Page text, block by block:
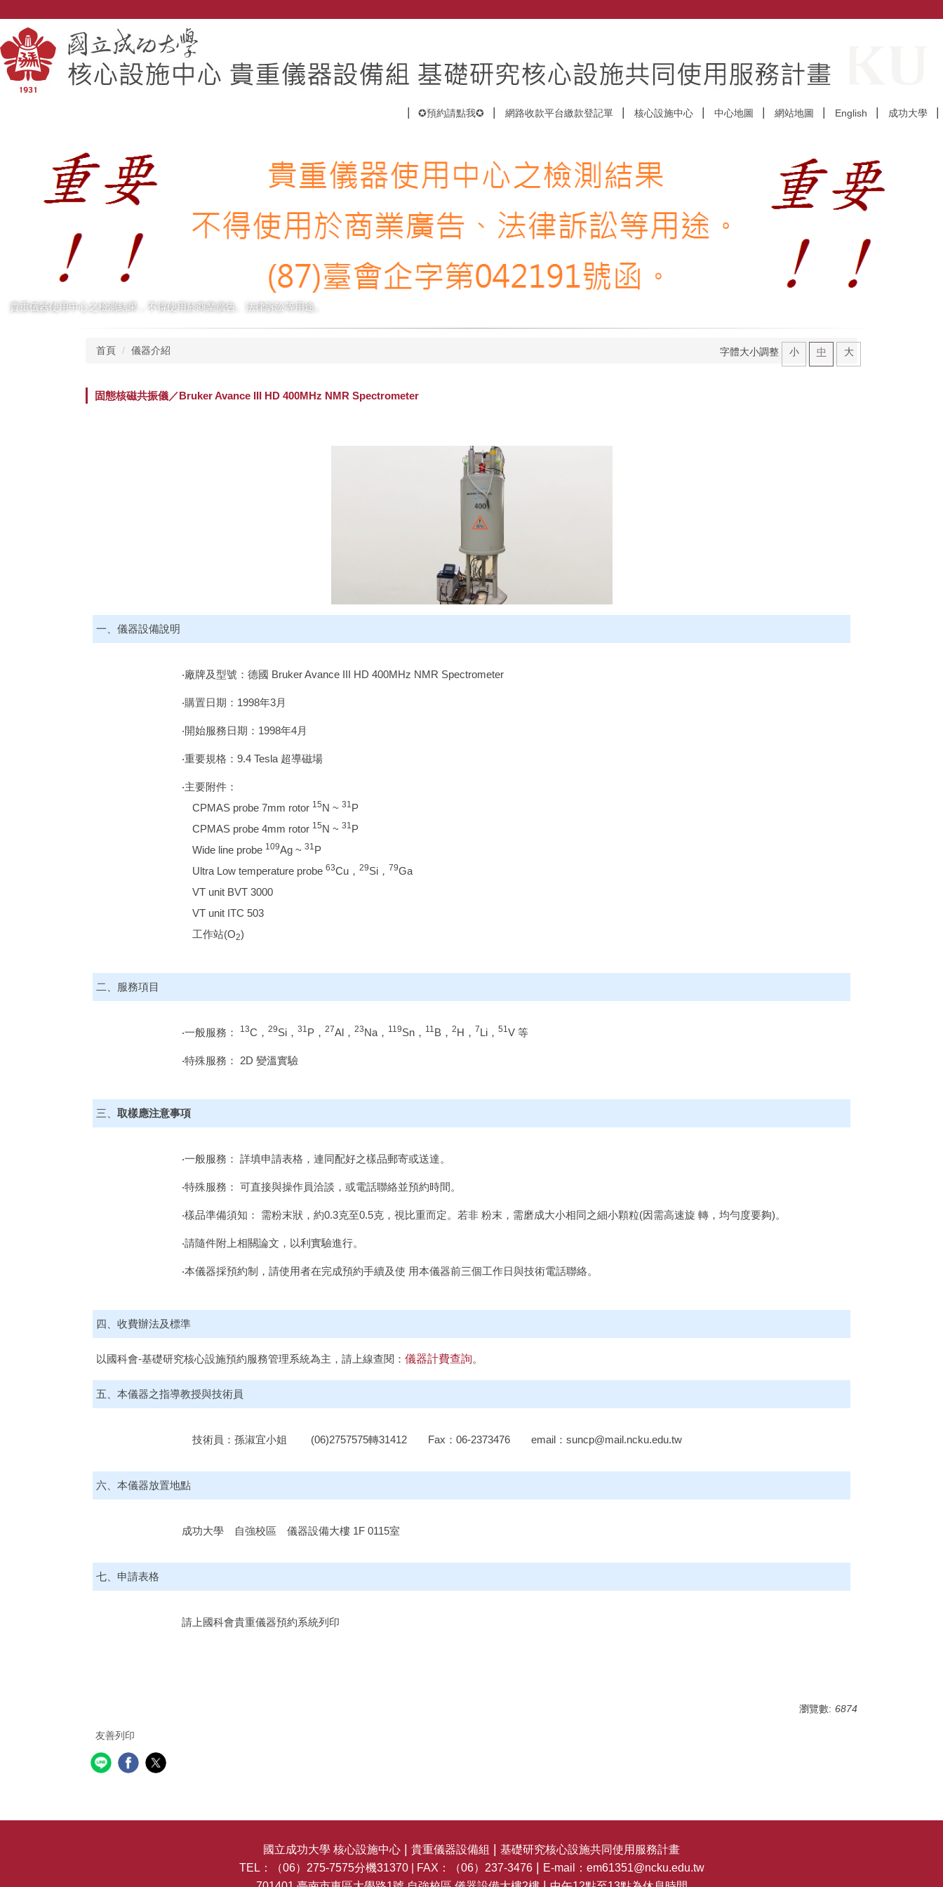
主
內
容
✪預約請點我✪
網路收款平台繳款登記單 核心設施中心 中心地圖 網站地圖 English 成功大學
貴重儀器使用中心之檢測結果，不得使用於商業廣告、法律訴訟等用途。
首頁 儀器介紹
固態核磁共振儀／Bruker Avance III HD 400MHz NMR Spectrometer
字體大小調整 小 中 大
一、儀器設備說明
‧廠牌及型號：德國 Bruker Avance III HD 400MHz NMR Spectrometer
‧購置日期：1998年3月
‧開始服務日期：1998年4月
‧重要規格：9.4 Tesla 超導磁場
‧主要附件：
CPMAS probe 7mm rotor 15N ~ 31 P
CPMAS probe 4mm rotor 15N ~ 31 P
Wide line probe 109Ag ~ 31 P
Ultra Low temperature probe 63Cu， 29Si， 79Ga
VT unit BVT 3000
VT unit ITC 503
工作站(O2)
二、服務項目
‧一般服務： 13C， 29Si， 31 P， 27Al， 23Na， 119Sn， 11 B， 2H， 7Li， 51 V 等
‧特殊服務： 2D 變溫實驗
三、 取樣應注意事項
‧一般服務： 詳填申請表格，連同配好之樣品郵寄或送達。
‧特殊服務： 可直接與操作員洽談，或電話聯絡並預約時間。
‧樣品準備須知： 需粉末狀，約0.3克至0.5克，視比重而定。若非 粉末，需磨成大小相同之細小顆粒(因需高速旋 轉，均勻度要夠)。
‧請隨件附上相關論文，以利實驗進行。
‧本儀器採預約制，請使用者在完成預約手續及使 用本儀器前三個工作日與技術電話聯絡。
四、收費辦法及標準
以國科會-基礎研究核心設施預約服務管理系統為主，請上線查閱： 儀器計費查詢。
五、本儀器之指導教授與技術員
技術員：孫淑宜小姐 (06)2757575轉31412 Fax：06-2373476 email：suncp@mail.ncku.edu.tw
六、本儀器放置地點
成功大學 自強校區 儀器設備大樓 1F 0115室
七、申請表格
請上國科會貴重儀器預約系統列印
瀏覽數: 6874
友善列印
國立成功大學 核心設施中心 貴重儀器設備組
基礎研究核心設施共同使用服務計畫
TEL：（06）275-7575分機31370 | FAX：（06）237-3476|
E-mail：em61351@ncku.edu.tw